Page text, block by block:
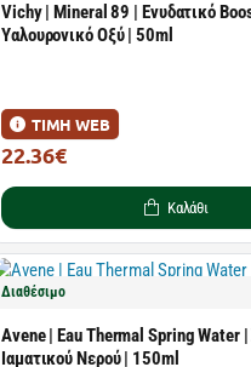
Vichy | Mineral 89 | Ενυδατικό
Υαλουρονικό Οξύ | 50ml
ΤΙΜΗ WEB
22.36€
Καλάθι
Διαθέσιμο
Avene | Eau Thermal Spring Water |
Ιαματικού Νερού | 150ml